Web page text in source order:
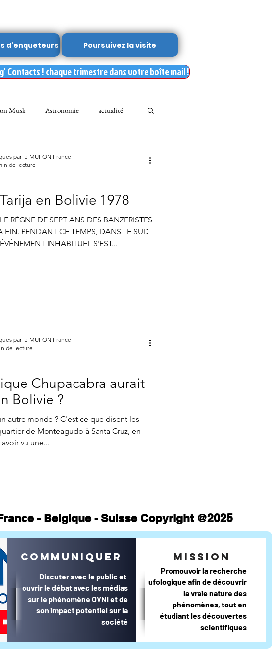
d'enqueteurs Poursuivez la visite
Contacts ! chaque trimestre dans votre boîte mail !
Musk Astronomie actualité
Statistiques mensuels
en Bolivie 1978
RÈGNE DE SEPT ANS DES BANZERISTES
FIN. PENDANT CE TEMPS, DANS LE SUD
INHABITUEL S'EST...
par le MUFON France
de lecture
Chupacabra aurait
Bolivie ?
autre monde ? C'est ce que disent les
de Monteagudo à Santa Cruz, en
vu une...
par le MUFON France
de lecture
- Belgique - Suisse Copyright @2025
communiquer
Discuter avec le public et
ouvrir le débat avec les médias
sur le phénomène OVNI et de
son impact potentiel sur la
société
mission
Promouvoir la recherche
ufologique afin de découvrir
la vraie nature des
phénomènes, tout en
étudiant les découvertes
scientifiques